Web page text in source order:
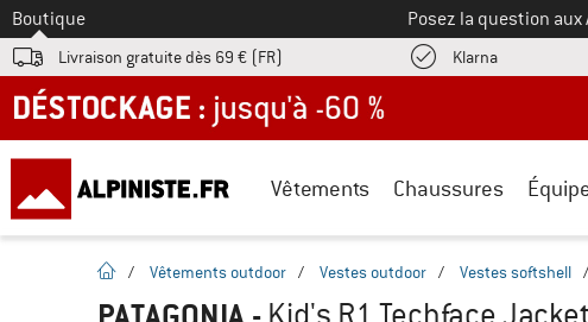
Vers le
Boutique Posez la question
Livraison gratuite dès 69 € (FR) KlarnaTrouve les
DÉSTOCKAGE : jusqu'à -60 %
Vêtements Chaussures
Page d'accueil
/ Vêtements outdoor / Vestes outdoor / Vestes softshell /